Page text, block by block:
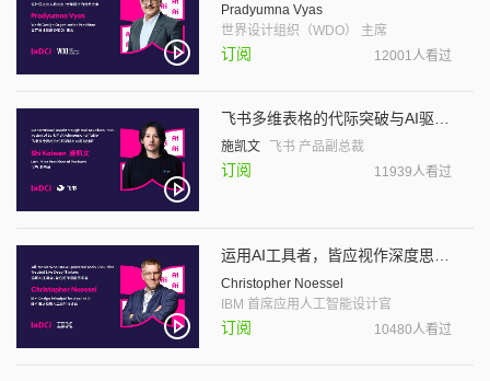
Pradyumna Vyas
世界设计组织（WDO） 主席
订阅 12001人看过
施凯文 飞书 产品副总裁
订阅 11939人看过
Christopher Noessel
IBM 首席应用人工智能设计官
订阅 10480人看过